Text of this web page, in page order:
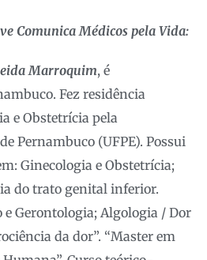
Comunica Médicos pela Vida:
Marroquim, é
Fez residência
e Obstetrícia pela
Pernambuco (UFPE). Possui
Ginecologia e Obstetrícia;
do trato genital inferior.
e Gerontologia; Algologia / Dor
da dor”. “Master em